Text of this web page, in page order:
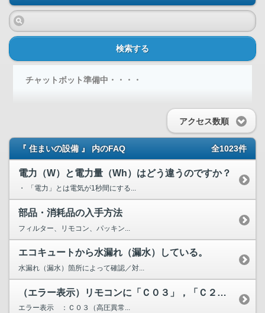
検索する
チャットボット準備中・・・・
アクセス数順
『 住まいの設備 』 内のFAQ 全1023件
電力（W）と電力量（Wh）はどう違うのですか？
・ 「電力」とは電気が1秒間にする...
部品・消耗品の入手方法
フィルター、リモコン、パッキン...
エコキュートから水漏れ（漏水）している。
水漏れ（漏水）箇所によって確認／対...
（エラー表示）リモコンに「Ｃ０３」，「Ｃ２０」，「Ｃ２１」...
エラー表示 ：Ｃ０３（高圧異常...